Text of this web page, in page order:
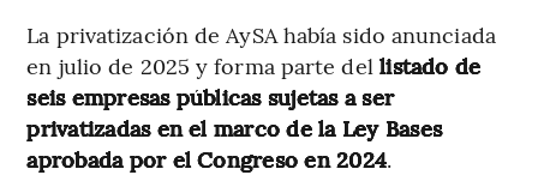
La privatización de AySA había sido anunciada
en julio de 2025 y forma parte del listado de
seis empresas públicas sujetas a ser
privatizadas en el marco de la Ley Bases
aprobada por el Congreso en 2024.